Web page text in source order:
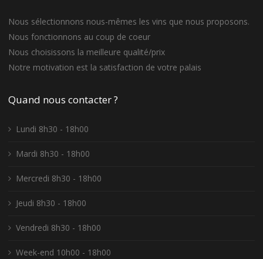
Nous sélectionnons nous-mêmes les vins que nous proposons.
Nous fonctionnons au coup de coeur
Nous choisissons la meilleure qualité/prix
Notre motivation est la satisfaction de votre palais
Quand nous contacter ?
Lundi 8h30 - 18h00
Mardi 8h30 - 18h00
Mercredi 8h30 - 18h00
Jeudi 8h30 - 18h00
Vendredi 8h30 - 18h00
Week-end 10h00 - 18h00